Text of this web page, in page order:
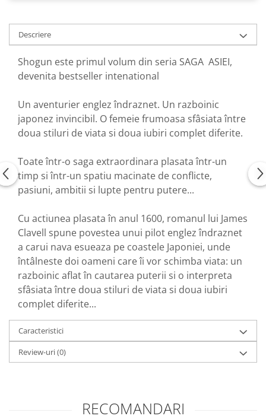
Descriere
Shogun este primul volum din seria SAGA ASIEI,
devenita bestseller intenational
Un aventurier englez îndraznet. Un razboinic
japonez invincibil. O femeie frumoasa sfâsiata între
doua stiluri de viata si doua iubiri complet diferite.
Toate într-o saga extraordinara plasata într-un
timp si într-un spatiu macinate de conflicte,
pasiuni, ambitii si lupte pentru putere...
Cu actiunea plasata în anul 1600, romanul lui James
Clavell spune povestea unui pilot englez îndraznet
a carui nava esueaza pe coastele Japoniei, unde
întâlneste doi oameni care îi vor schimba viata: un
razboinic aflat în cautarea puterii si o interpreta
sfâsiata între doua stiluri de viata si doua iubiri
complet diferite...
Caracteristici
Review-uri(0)
RECOMANDARI